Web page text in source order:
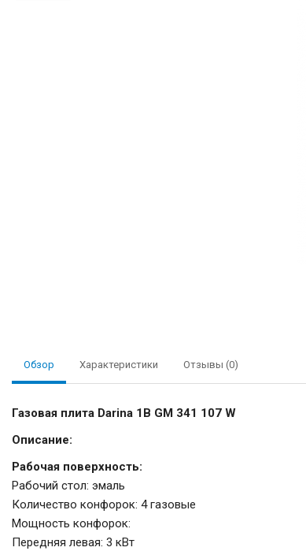
Обзор Характеристики Отзывы (0)
Газовая плита Darina 1B GM 341 107 W
Описание:
Рабочая поверхность:
Рабочий стол: эмаль
Количество конфорок: 4 газовые
Мощность конфорок:
Передняя левая: 3 кВт